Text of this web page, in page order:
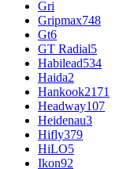
Gri
Gripmax748
Gt6
GT Radial5
Habilead534
Haida2
Hankook2171
Headway107
Heidenau3
Hifly379
HiLO5
Ikon92